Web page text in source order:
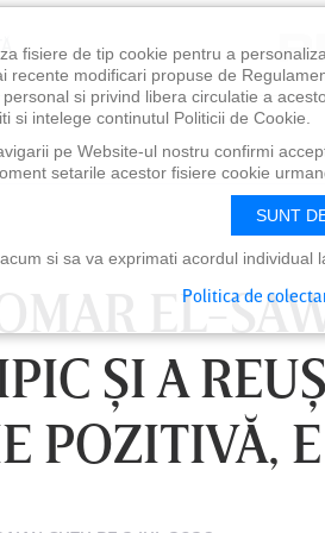
EL-
ŞI A
POZITIVĂ,
fisiere de tip cookie pentru a
recente modificari propuse de
si privind libera circulatie a
si intelege continutul Politicii de Cookie.
pe Website-ul nostru confirmi
setarile acestor fisiere cookie
SUNT
si sa va exprimati acordul individual
Politica de